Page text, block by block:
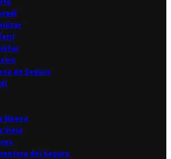
de Segura
Nueva
Vieja
del Segura